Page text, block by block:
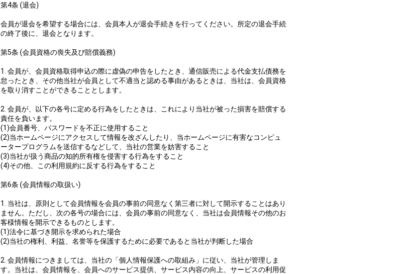
第4条 (退会)
会員が退会を希望する場合には、会員本人が退会手続きを行ってください。所定の退会手続
の終了後に、退会となります。
第5条 (会員資格の喪失及び賠償義務)
1. 会員が、会員資格取得申込の際に虚偽の申告をしたとき、通信販売による代金支払債務を
怠ったとき、その他当社が会員として不適当と認める事由があるときは、当社は、会員資格
を取り消すことができることとします。
2. 会員が、以下の各号に定める行為をしたときは、これにより当社が被った損害を賠償する
責任を負います。
(1)会員番号、パスワードを不正に使用すること
(2)当ホームページにアクセスして情報を改ざんしたり、当ホームページに有害なコンピュ
ータープログラムを送信するなどして、当社の営業を妨害すること
(3)当社が扱う商品の知的所有権を侵害する行為をすること
(4)その他、この利用規約に反する行為をすること
第6条 (会員情報の取扱い)
1. 当社は、原則として会員情報を会員の事前の同意なく第三者に対して開示することはあり
ません。ただし、次の各号の場合には、会員の事前の同意なく、当社は会員情報その他のお
客様情報を開示できるものとします。
(1)法令に基づき開示を求められた場合
(2)当社の権利、利益、名誉等を保護するために必要であると当社が判断した場合
2. 会員情報につきましては、当社の「個人情報保護への取組み」に従い、当社が管理しま
す。当社は、会員情報を、会員へのサービス提供、サービス内容の向上、サービスの利用促